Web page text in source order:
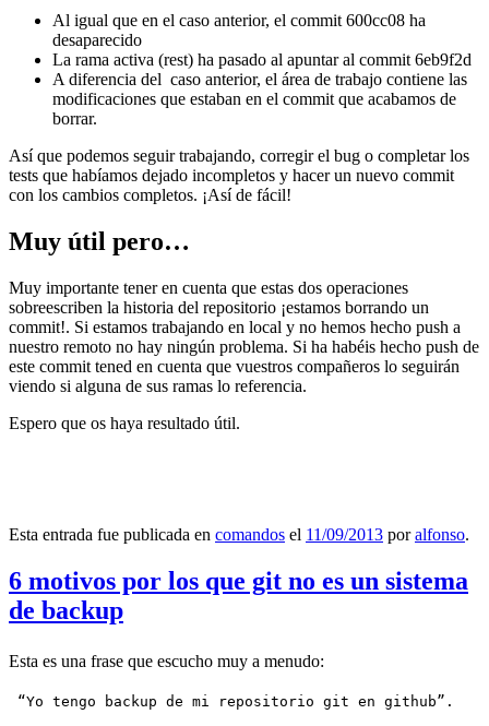
Al igual que en el caso anterior, el commit 600cc08 ha
desaparecido
La rama activa (rest) ha pasado al apuntar al commit 6eb9f2d
A diferencia del caso anterior, el área de trabajo contiene las
modificaciones que estaban en el commit que acabamos de
borrar.
Así que podemos seguir trabajando, corregir el bug o completar los
tests que habíamos dejado incompletos y hacer un nuevo commit
con los cambios completos. ¡Así de fácil!
Muy útil pero…
Muy importante tener en cuenta que estas dos operaciones
sobreescriben la historia del repositorio ¡estamos borrando un
commit!. Si estamos trabajando en local y no hemos hecho push a
nuestro remoto no hay ningún problema. Si ha habéis hecho push de
este commit tened en cuenta que vuestros compañeros lo seguirán
viendo si alguna de sus ramas lo referencia.
Espero que os haya resultado útil.
Esta entrada fue publicada en comandos el 11/09/2013 poralfonso.
6 motivos por los que git no es un sistema
de backup
Esta es una frase que escucho muy a menudo:
“Yo tengo backup de mi repositorio git en github”.